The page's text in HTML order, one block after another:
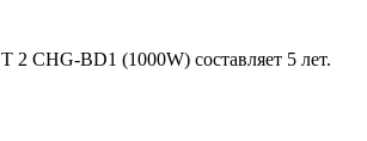
CHG-BD1 (1000W) составляет 5 лет.